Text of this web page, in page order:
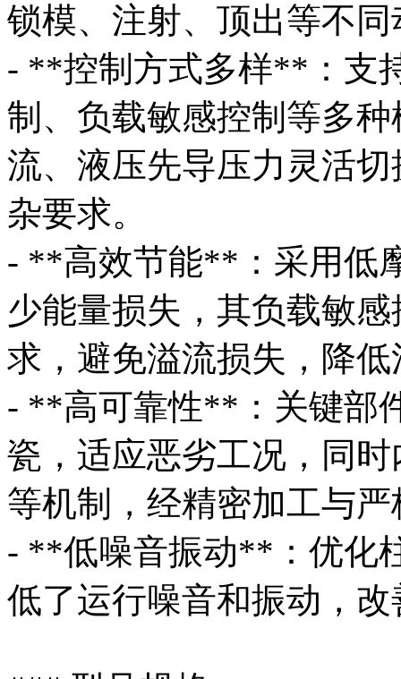
锁模、注射、顶出等不
- **控制方式多样**：支
制、负载敏感控制等多
流、液压先导压力灵活
杂要求。
- **高效节能**：采用低
少能量损失，其负载敏
求，避免溢流损失，降
- **高可靠性**：关键部
瓷，适应恶劣工况，同
等机制，经精密加工与
- **低噪音振动**：优化
低了运行噪音和振动，